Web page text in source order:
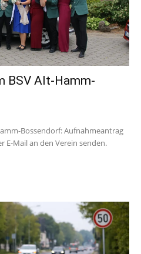
BSV Alt-Hamm-
Bossendorf: Aufnahmeantrag
E-Mail an den Verein senden.